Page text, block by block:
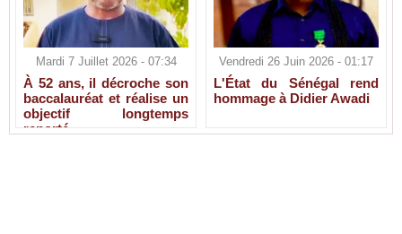
Mardi 7 Juillet 2026 - 07:34
À 52 ans, il décroche son
baccalauréat et réalise un
objectif longtemps
reporté
Vendredi 26 Juin 2026 - 01:17
L'État du Sénégal rend
hommage à Didier Awadi